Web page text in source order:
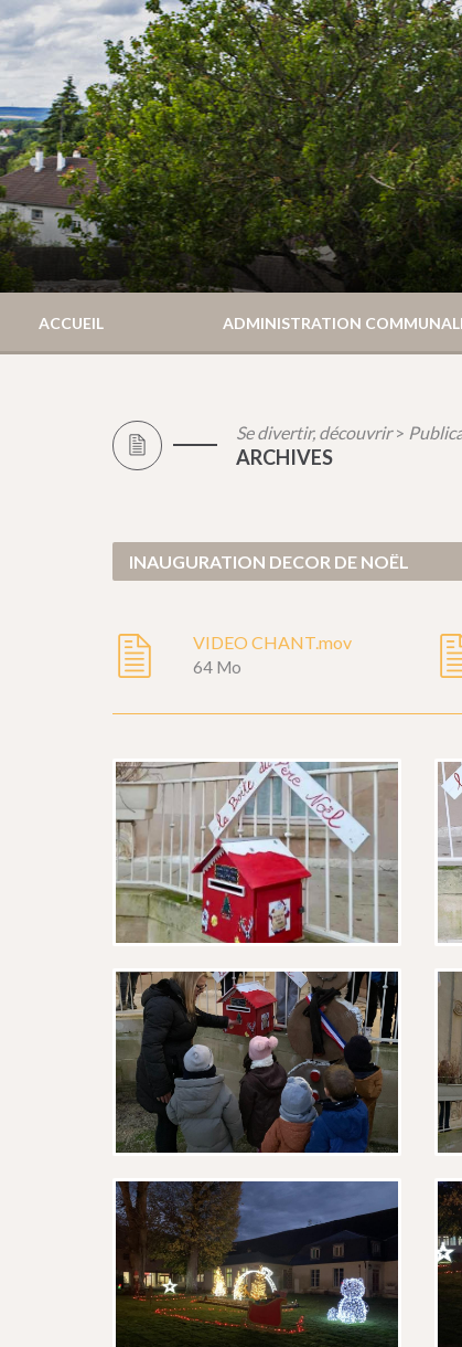
ACCUEIL ADMINISTRATION
Se divertir, découvrir>
ARCHIVES
INAUGURATION DECOR DE NOËL
VIDEO CHANT.mov
64 Mo